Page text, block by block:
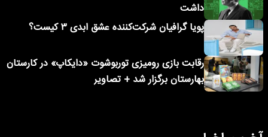
داشت
پویا گرافیان شرکت‌کننده عشق ابدی ۳ کیست؟
رقابت بازی رومیزی توربوشوت «دایکاپ» در کارستان
بهارستان برگزار شد + تصاویر